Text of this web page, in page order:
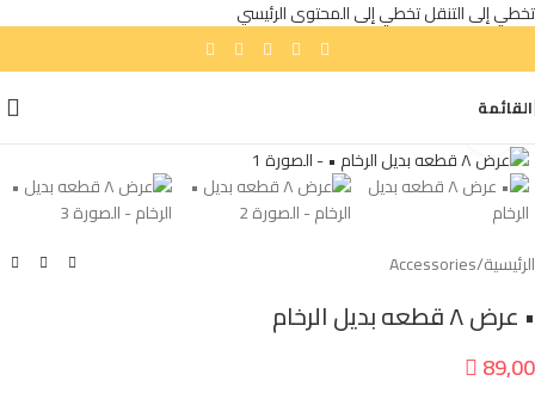
تخطي إلى التنقلتخطي إلى المحتوى الرئيسي
القائمة
الرئيسية/
Accessories
• عرض ٨ قطعه بديل الرخام
89,00